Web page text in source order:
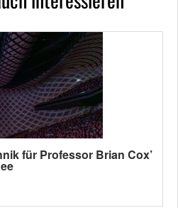
für Professor Brian Cox’